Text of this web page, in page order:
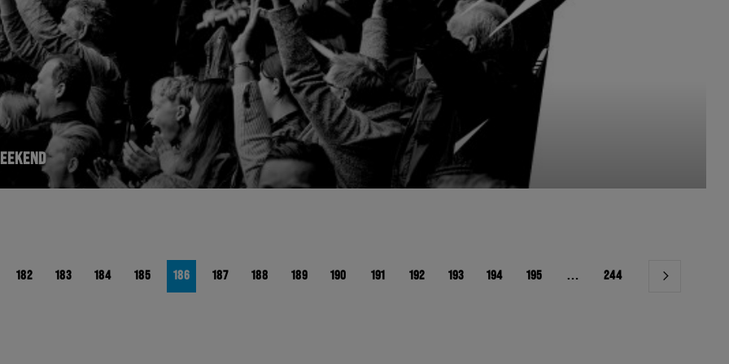
182 183 184 185 186 187 188 189 190 191 192 193 194 195 … 244